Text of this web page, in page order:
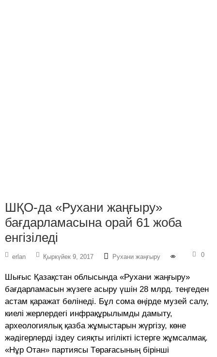
ШҚО-да «Рухани жаңғыру»
бағдарламасына орай 61 жоба
енгізіледі
erlan Қыркүйек 9, 2017 Рухани жаңғыру 0
Шығыс Қазақстан облысында «Рухани жаңғыру»
бағдарламасын жүзеге асыру үшін 28 млрд. теңгеден
астам қаражат бөлінеді. Бұл сома өңірде музей салу,
киелі жерлердегі инфрақұрылымды дамыту,
археологиялық қазба жұмыстарын жүргізу, көне
жәдігерлерді іздеу сияқты игілікті істерге жұмсалмақ.
«Нұр Отан» партиясы Төрағасының бірінші